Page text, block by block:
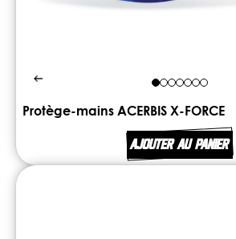
Protège-mains ACERBIS X-FORCE
AJOUTER AU PANIER